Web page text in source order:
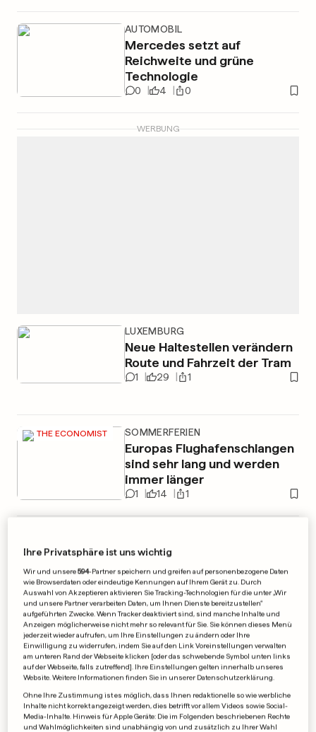
AUTOMOBIL
Mercedes setzt auf
Reichweite und grüne
Technologie
0 4 0
WERBUNG
LUXEMBURG
Neue Haltestellen verändern
Route und Fahrzeit der Tram
1 29 1
THE ECONOMIST SOMMERFERIEN
Europas Flughafenschlangen
sind sehr lang und werden
immer länger
1 14 1
Ihre Privatsphäre ist uns wichtig
Wir und unsere594-Partner speichern und greifen auf personenbezogene Daten
wie Browserdaten oder eindeutige Kennungen auf Ihrem Gerät zu. Durch
Auswahl von Akzeptieren aktivieren Sie Tracking-Technologien für die unter „Wir
und unsere Partner verarbeiten Daten, um Ihnen Dienste bereitzustellen“
aufgeführten Zwecke. Wenn Tracker deaktiviert sind, sind manche Inhalte und
Anzeigen möglicherweise nicht mehr so relevant für Sie. Sie können dieses Menü
jederzeit wieder aufrufen, um Ihre Einstellungen zu ändern oder Ihre
Einwilligung zu widerrufen, indem Sie auf den Link Voreinstellungen verwalten
am unteren Rand der Webseite klicken [oder das schwebende Symbol unten links
auf der Webseite, falls zutreffend]. Ihre Einstellungen gelten innerhalb unseres
Website. Weitere Informationen finden Sie in unserer Datenschutzerklärung.
Ohne Ihre Zustimmung ist es möglich, dass Ihnen redaktionelle so wie werbliche
Inhalte nicht korrekt angezeigt werden, dies betrifft vor allem Videos sowie Social-
Media-Inhalte. Hinweis für Apple Geräte: Die im Folgenden beschriebenen Rechte
und Wahlmöglichkeiten sind unabhängig von und zusätzlich zu Ihrer Wahl